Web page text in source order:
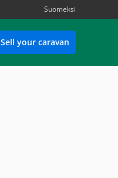
Suomeksi
Sell your caravan